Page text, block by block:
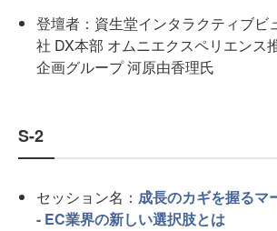
登壇者：資生堂インタラクティブビ
社 DX本部 オムニエクスペリエンス
企画グループ 河原由香理氏
S-2
セッション名： 成長のカギを握るマ
- EC業界の新しい選択肢とは